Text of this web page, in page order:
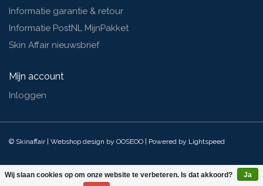
Informatie garantie & retour
Informatie PostNL MijnPakket
Skin Affair nieuwsbrief
Mijn account
Inloggen
© Skinaffair | Webshop design by OOSEOO | Powered by Lightspeed
Wij slaan cookies op om onze website te verbeteren. Is dat akkoord?
Ja